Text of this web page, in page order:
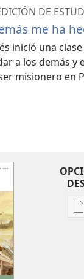
DE
me ha
inició una
a los demás y
misionero en